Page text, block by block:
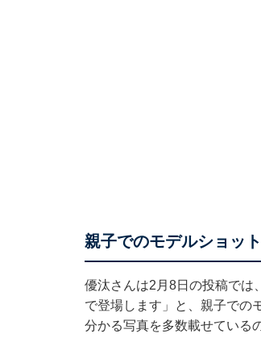
親子でのモデルショッ
優汰さんは2月8日の投稿では
で登場します」と、親子での
分かる写真を多数載せている